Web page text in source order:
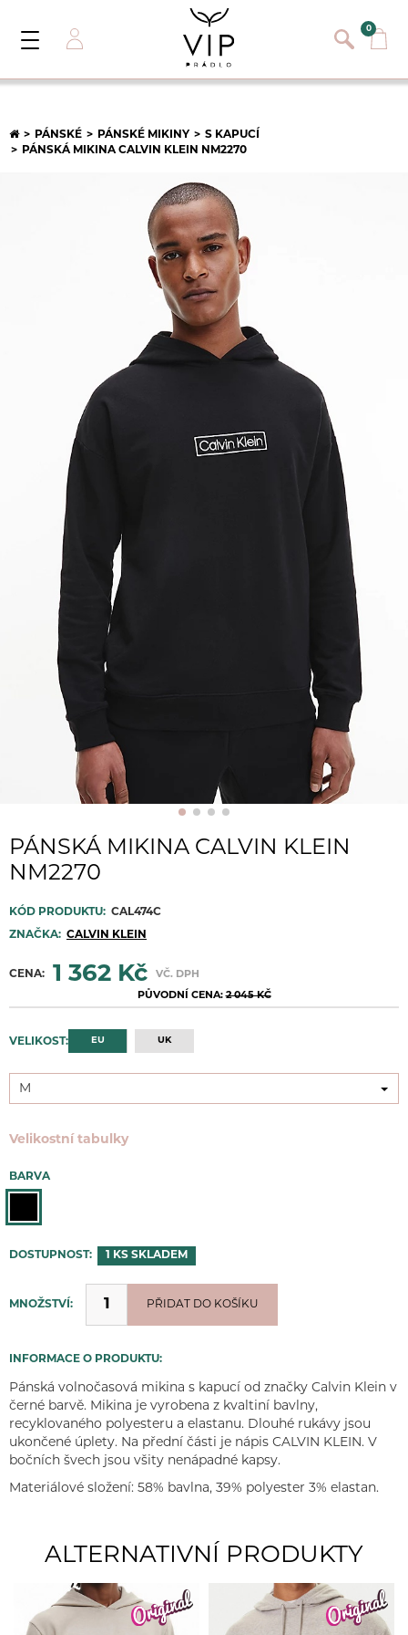
Přihlásit se
Registrace nového zákazníka
Zapomněli jste heslo ?
0
Toggle
PÁNSKÉ PÁNSKÉ MIKINY
S KAPUCÍ
PÁNSKÁ MIKINA CALVIN KLEIN NM2270
PÁNSKÁ MIKINA CALVIN KLEIN
NM2270
KÓD PRODUKTU: CAL474C
ZNAČKA: CALVIN KLEIN
CENA: 1 362 Kč VČ. DPH
PŮVODNÍ CENA:2 045 KČ
VELIKOST: EU UK
M
M
Velikostní tabulky
BARVA
DOSTUPNOST: 1 KS SKLADEM
MNOŽSTVÍ:
PŘIDÁNO PŘIDAT DO KOŠÍKU
INFORMACE O PRODUKTU:
Pánská volnočasová mikina s kapucí od značky Calvin Klein v
černé barvě. Mikina je vyrobena z kvaltiní bavlny,
recyklovaného polyesteru a elastanu. Dlouhé rukávy jsou
ukončené úplety. Na přední části je nápis CALVIN KLEIN. V
bočních švech jsou všity nenápadné kapsy.
Materiálové složení: 58% bavlna, 39% polyester 3% elastan.
ALTERNATIVNÍ PRODUKTY